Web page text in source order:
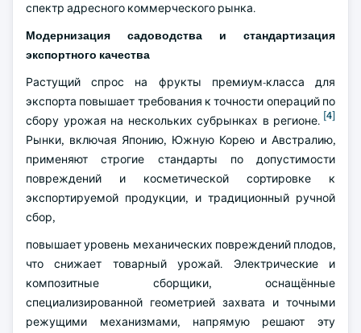
спектр адресного коммерческого рынка.
Модернизация садоводства и стандартизация
экспортного качества
Растущий спрос на фрукты премиум-класса для
экспорта повышает требования к точности операций по
сбору урожая на нескольких субрынках в регионе. [4]
Рынки, включая Японию, Южную Корею и Австралию,
применяют строгие стандарты по допустимости
повреждений и косметической сортировке к
экспортируемой продукции, и традиционный ручной
сбор,
повышает уровень механических повреждений плодов,
что снижает товарный урожай. Электрические и
композитные сборщики, оснащённые
специализированной геометрией захвата и точными
режущими механизмами, напрямую решают эту